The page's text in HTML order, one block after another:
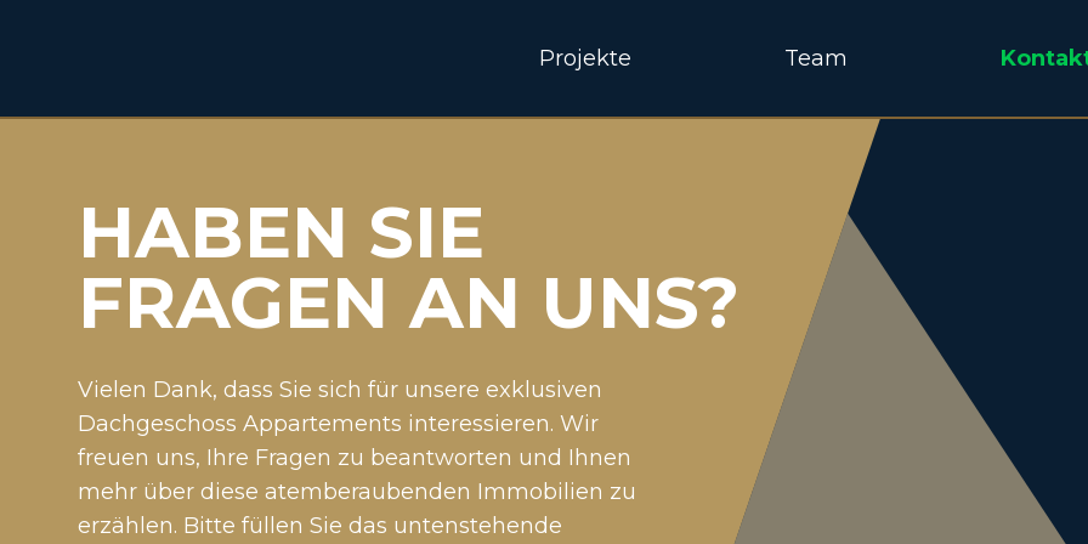
Projekte Team
HABEN SIE
FRAGEN AN UNS?
Vielen Dank, dass Sie sich für unsere exklusiven
Dachgeschoss Appartements interessieren. Wir
freuen uns, Ihre Fragen zu beantworten und Ihnen
mehr über diese atemberaubenden Immobilien zu
erzählen. Bitte füllen Sie das untenstehende